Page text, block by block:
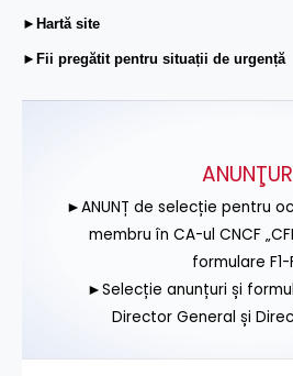
►Hartă site
►Fii pregătit pentru situații de urgență
►ANUNȚ de selecție pentru
membru în CA-ul CNCF
formulare F1-
►Selecție anunțuri și
Director General și